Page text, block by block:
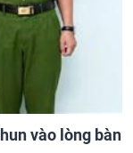
vào lòng bàn